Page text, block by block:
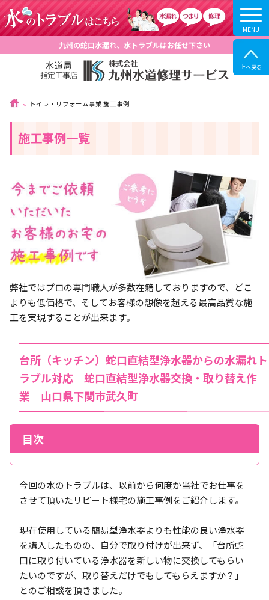
九州の蛇口水漏れ、水トラブルはお任せ下さい
トイレ・リフォーム事業 施工事例
施工事例一覧
弊社ではプロの専門職人が多数在籍しておりますので、どこ
よりも低価格で、そしてお客様の想像を超える最高品質な施
工を実現することが出来ます。
台所（キッチン）蛇口直結型浄水器からの水漏れト
ラブル対応 蛇口直結型浄水器交換・取り替え作
業 山口県下関市武久町
目次
今回の水のトラブルは、以前から何度か当社でお仕事を
させて頂いたリピート様宅の施工事例をご紹介します。
現在使用している簡易型浄水器よりも性能の良い浄水器
を購入したものの、自分で取り付けが出来ず、「台所蛇
口に取り付いている浄水器を新しい物に交換してもらい
たいのですが、取り替えだけでもしてもらえますか？」
とのご相談を頂きました。